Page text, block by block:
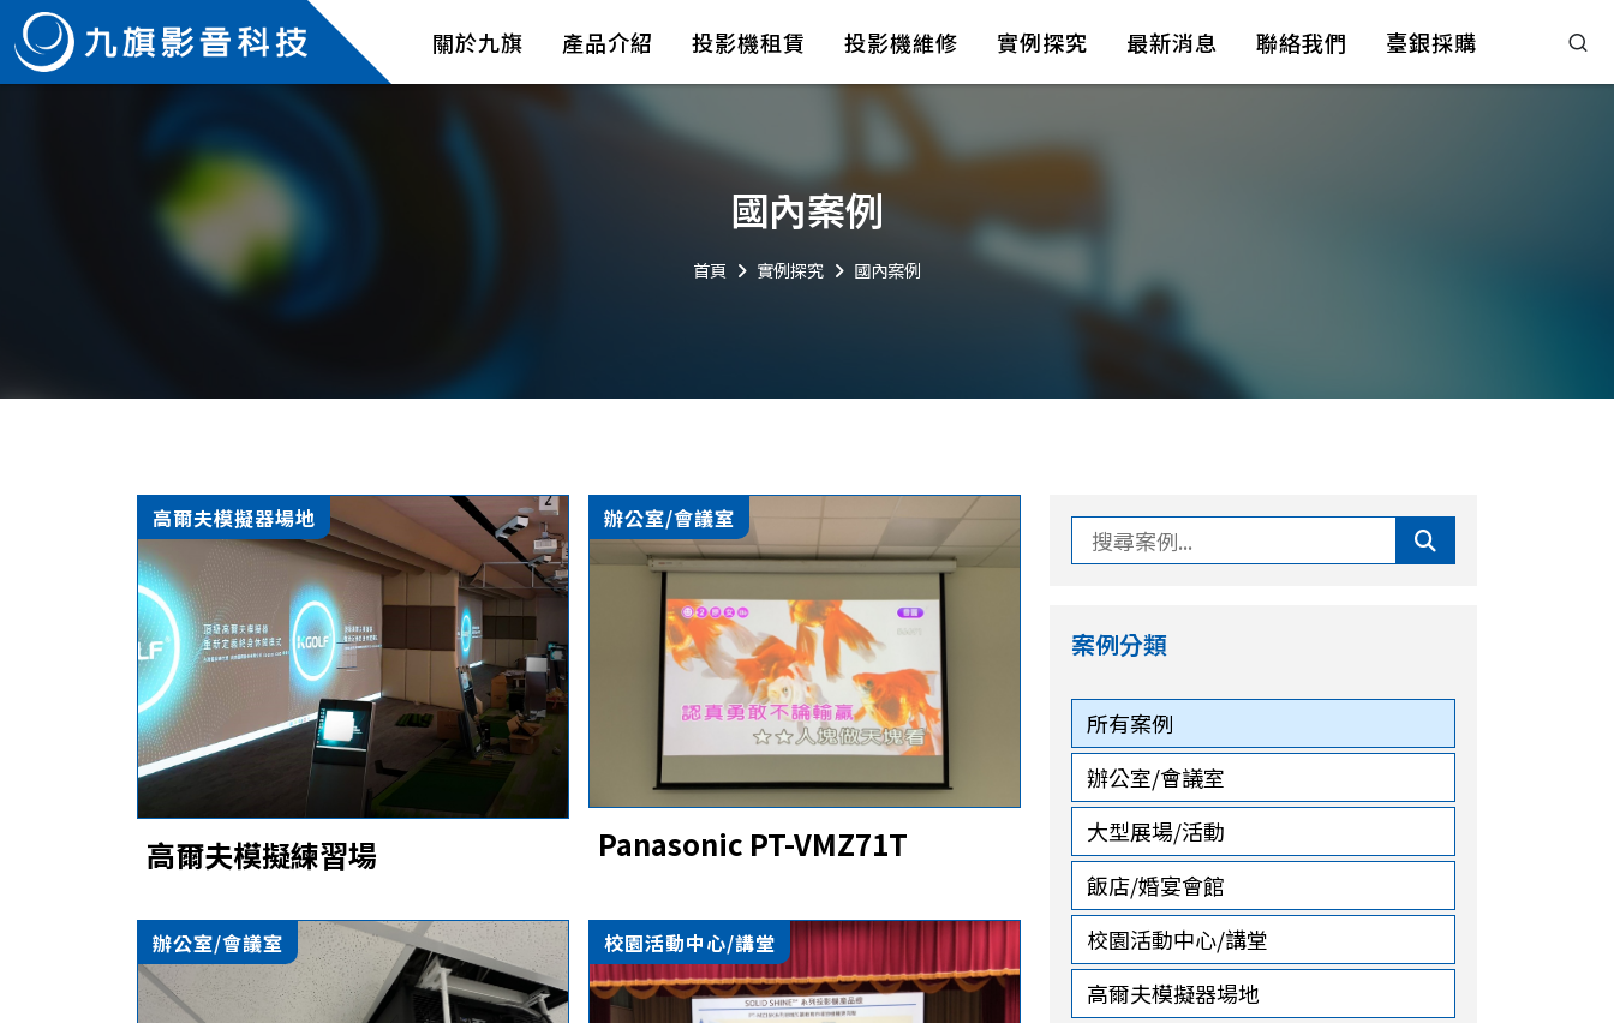
關於九旗 產品介紹 投影機租賃 投影機維修 實例探究 最新消息 聯絡我們 臺銀採購
國內案例
首頁 實例探究 國內案例
搜尋案例...
案例分類
所有案例
辦公室/會議室
大型展場/活動
飯店/婚宴會館
校園活動中心/講堂
高爾夫模擬器場地
高爾夫模擬器場地
高爾夫模擬練習場
辦公室/會議室
Panasonic PT-VMZ71T
辦公室/會議室 校園活動中心/講堂